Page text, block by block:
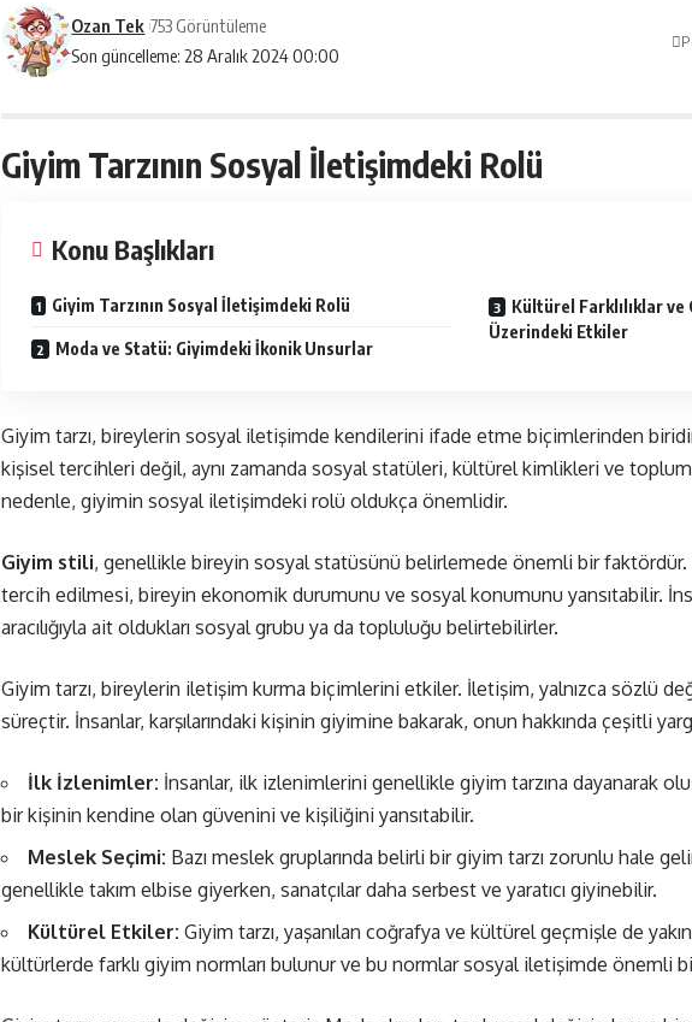
Son güncelleme: 28 Aralık 2024 00:00
Ozan Tek 753 Görüntüleme
Giyim Tarzının Sosyal İletişimdeki Rolü
Konu Başlıkları
Giyim Tarzının Sosyal İletişimdeki Rolü
Moda ve Statü: Giyimdeki İkonik Unsurlar
Kültürel Farklılıklar ve
Üzerindeki Etkiler
Giyim tarzı, bireylerin sosyal iletişimde kendilerini ifade etme biçimlerinden
kişisel tercihleri değil, aynı zamanda sosyal statüleri, kültürel kimlikleri ve
nedenle, giyimin sosyal iletişimdeki rolü oldukça önemlidir.
Giyim stili, genellikle bireyin sosyal statüsünü belirlemede önemli bir faktördür.
tercih edilmesi, bireyin ekonomik durumunu ve sosyal konumunu yansıtabilir.
aracılığıyla ait oldukları sosyal grubu ya da topluluğu belirtebilirler.
Giyim tarzı, bireylerin iletişim kurma biçimlerini etkiler. İletişim, yalnızca sözlü
süreçtir. İnsanlar, karşılarındaki kişinin giyimine bakarak, onun hakkında çeşitli
İlk İzlenimler: İnsanlar, ilk izlenimlerini genellikle giyim tarzına dayanarak
bir kişinin kendine olan güvenini ve kişiliğini yansıtabilir.
Meslek Seçimi: Bazı meslek gruplarında belirli bir giyim tarzı zorunlu hale
genellikle takım elbise giyerken, sanatçılar daha serbest ve yaratıcı giyinebilir.
Kültürel Etkiler: Giyim tarzı, yaşanılan coğrafya ve kültürel geçmişle de
kültürlerde farklı giyim normları bulunur ve bu normlar sosyal iletişimde önemli